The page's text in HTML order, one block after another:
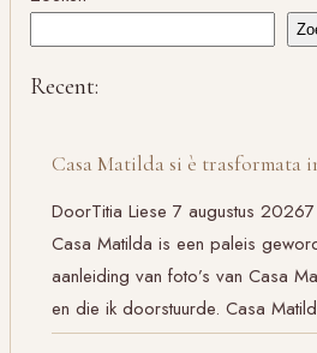
Recent:
Casa Matilda si è trasformata
DoorTitia Liese 7 augustus 2026
Casa Matilda is een paleis
aanleiding van foto’s van Casa
en die ik doorstuurde. Casa